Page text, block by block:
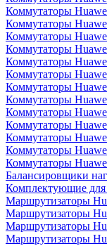
Коммутаторы
Коммутаторы
Коммутаторы
Коммутаторы
Коммутаторы
Коммутаторы
Коммутаторы
Коммутаторы
Коммутаторы
Коммутаторы
Коммутаторы
Коммутаторы
Коммутаторы
Балансировщики
Комплектующие для
Маршрутизаторы
Маршрутизаторы
Маршрутизаторы
Маршрутизаторы